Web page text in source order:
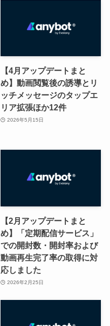
【4月アップデートまと
め】動画閲覧後の誘導とリ
ッチメッセージのタップエ
リア拡張ほか12件
2026年5月15日
【2月アップデートまと
め】「定期配信サービス」
での開封数・開封率および
動画再生完了率の取得に対
応しました
2026年2月25日